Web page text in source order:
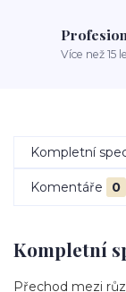
Více než 15
Kompletní
Komentáře 0
Kompletní
Přechod mezi